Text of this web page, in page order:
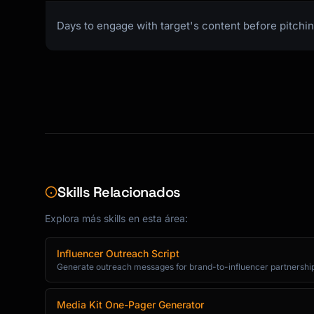
Days to engage with target's content before
Skills Relacionados
Explora más skills en esta área:
Influencer Outreach Script
Generate outreach messages for brand-to-influencer
Media Kit One-Pager Generator